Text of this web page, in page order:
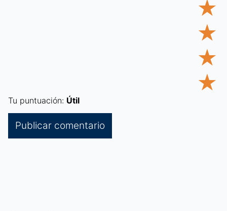
★
★
★
★
Tu puntuación: Útil